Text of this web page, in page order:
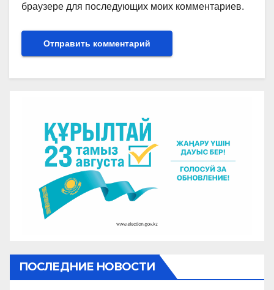
браузере для последующих моих комментариев.
ПОСЛЕДНИЕ НОВОСТИ